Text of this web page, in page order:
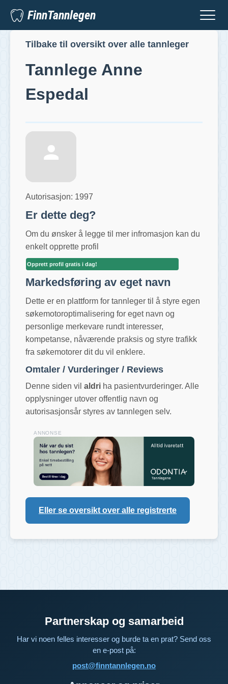
FinnTannlegen
Tilbake til oversikt over alle tannleger
Tannlege Anne
Espedal
Autorisasjon: 1997
Er dette deg?
Om du ønsker å legge til mer infromasjon kan du
enkelt opprette profil
Opprett profil gratis i dag!
Markedsføring av eget navn
Dette er en plattform for tannleger til å styre egen
søkemotoroptimalisering for eget navn og
personlige merkevare rundt interesser,
kompetanse, nåværende praksis og styre trafikk
fra søkemotorer dit du vil enklere.
Omtaler / Vurderinger / Reviews
Denne siden vil aldri ha pasientvurderinger. Alle
opplysninger utover offentlig navn og
autorisasjonsår styres av tannlegen selv.
ANNONSE
Eller se oversikt over alle registrerte
Partnerskap og samarbeid
Har vi noen felles interesser og burde ta en prat? Send oss
en e-post på:
post@finntannlegen.no